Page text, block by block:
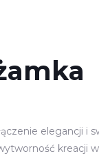
elegancji i
kreacji